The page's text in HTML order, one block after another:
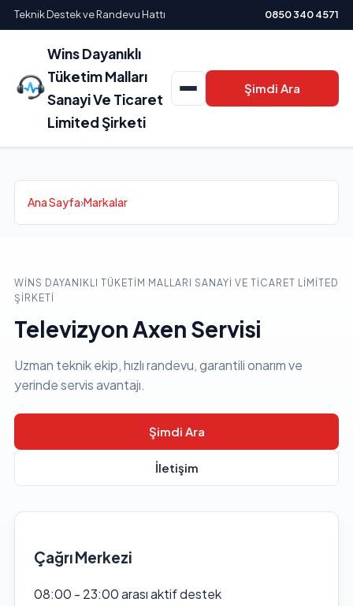
Teknik Destek ve Randevu Hattı 0850 340 4571
Wins Dayanıklı
Tüketim Malları
Sanayi Ve Ticaret
Limited Şirketi
Şimdi Ara
Ana Sayfa›Markalar
WINS DAYANIKLI TÜKETIM MALLARI SANAYI VE TICARET LIMITED
ŞIRKETI
Televizyon Axen Servisi
Uzman teknik ekip, hızlı randevu, garantili onarım ve
yerinde servis avantajı.
Şimdi Ara
İletişim
Çağrı Merkezi
08:00 - 23:00 arası aktif destek